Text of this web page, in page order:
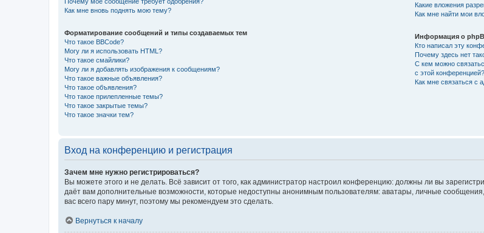
Как мне вновь поднять мою тему?
Форматирование сообщений и типы создаваемых тем
Что такое BBCode?
Могу ли я использовать HTML?
Что такое смайлики?
Могу ли я добавлять изображения к сообщениям?
Что такое важные объявления?
Что такое объявления?
Что такое прилепленные темы?
Что такое закрытые темы?
Что такое значки тем?
Какие вложения
Как мне найти мои
Информация о
Кто написал эту
Почему здесь нет
С кем можно
с этой конференцией?
Как мне связаться с
Вход на конференцию и регистрация
Зачем мне нужно регистрироваться?
Вы можете этого и не делать. Всё зависит от того, как администратор настроил конференцию: должны ли вы
даёт вам дополнительные возможности, которые недоступны анонимным пользователям: аватары, личные
вас всего пару минут, поэтому мы рекомендуем это сделать.
Вернуться к началу